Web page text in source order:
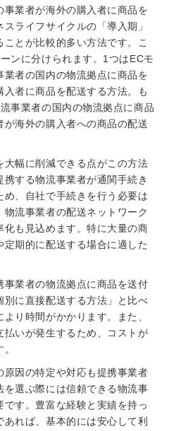
業者が海外の購入者に商品を
ライフサイクルの「導入期」
とが比較的多い方法です。こ
ンに分けられます。1つはECモ
業者の国内の物流拠点に商品を
者に商品を配送する方法。も
事業者の国内の物流拠点に商品
が海外の購入者への商品の配送
幅に削減できる点がこの方法
する物流事業者が通関手続き
、自社で手続きを行う必要は
流事業者の配送ネットワーク
化も見込めます。特に大量の商
期的に配送する場合に適した
業者の物流拠点に商品を送付
に直接配送する方法」と比べ
り時間がかかります。また、
いが発生するため、コストが
原因の特定や対応も提携事業者
を選ぶ際には信頼できる物流事
す。豊富な経験と実績を持っ
れば、基本的には安心して利